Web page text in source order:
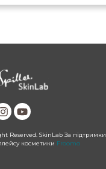
Reserved. SkinLab За підтримки
косметики Froomo